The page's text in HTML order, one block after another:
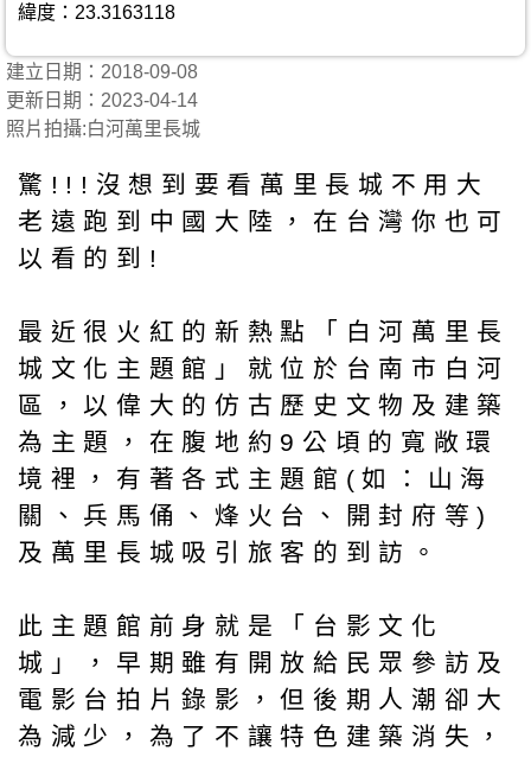
緯度：23.3163118
建立日期：2018-09-08
更新日期：2023-04-14
照片拍攝:白河萬里長城
驚!!!沒想到要看萬里長城不用大
老遠跑到中國大陸，在台灣你也可
以看的到!
最近很火紅的新熱點「白河萬里長
城文化主題館」就位於台南市白河
區，以偉大的仿古歷史文物及建築
為主題，在腹地約9公頃的寬敞環
境裡，有著各式主題館(如：山海
關、兵馬俑、烽火台、開封府等)
及萬里長城吸引旅客的到訪。
此主題館前身就是「台影文化
城」，早期雖有開放給民眾參訪及
電影台拍片錄影，但後期人潮卻大
為減少，為了不讓特色建築消失，